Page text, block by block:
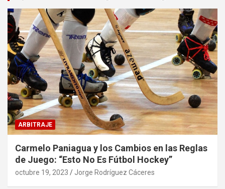
ARBITRAJE
Carmelo Paniagua y los Cambios en las Reglas
de Juego: “Esto No Es Fútbol Hockey”
octubre 19, 2023 Jorge Rodríguez Cáceres